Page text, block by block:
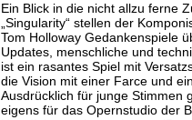
Ein Blick in die nicht allzu ferne
„Singularity“ stellen der
Tom Holloway Gedankenspiele
Updates, menschliche und
ist ein rasantes Spiel mit
die Vision mit einer Farce und
Ausdrücklich für junge Stimmen
eigens für das Opernstudio der